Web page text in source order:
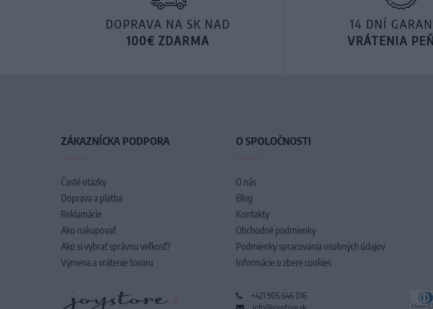
DOPRAVA NA SK NAD
100€ ZDARMA
14 DNÍ
VRÁTENIA
ZÁKAZNÍCKA PODPORA
Časté otázky
Doprava a platba
Reklamácie
Ako nakupovať
Ako si vybrať správnu veľkosť?
Výmena a vrátenie tovaru
O SPOLOČNOSTI
O nás
Blog
Kontakty
Obchodné podmienky
Podmienky spracovania osobných údajov
Informácie o zbere cookies
+421 905 646 016